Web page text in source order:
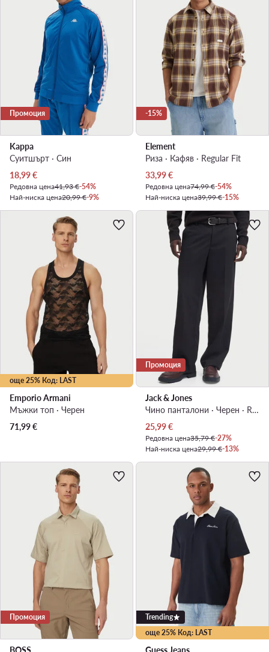
Промоция
Kappa
Суитшърт · Син
Актуална цена
18,99€
Редовна цена41,93 €-54%
Най-ниска цена20,99 €-9%
-15%
Element
Риза · Кафяв · Regular Fit
Актуална цена
33,99€
Редовна цена74,99 €-54%
Най-ниска цена39,99 €-15%
още 25% Код: LAST
Emporio Armani
Мъжки топ · Черен
71,99€
Промоция
Jack & Jones
Чино панталони · Черен · Regular Fit
Актуална цена
25,99€
Редовна цена35,79 €-27%
Най-ниска цена29,99 €-13%
Промоция
BOSS
още 25% Код: LAST
Trending
Guess Jeans